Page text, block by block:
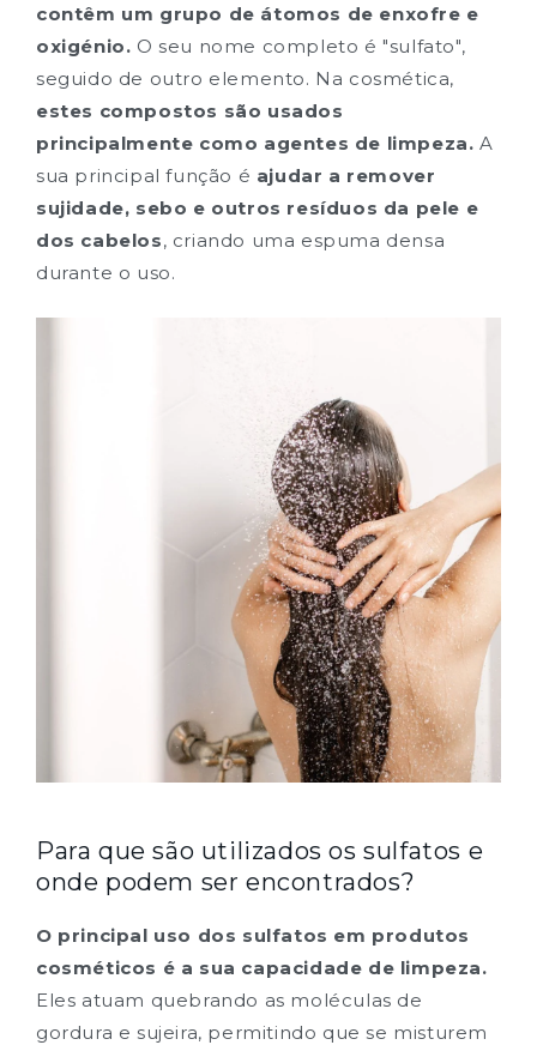
contêm um grupo de átomos de enxofre e
oxigénio. O seu nome completo é "sulfato",
seguido de outro elemento. Na cosmética,
estes compostos são usados
principalmente como agentes de limpeza. A
sua principal função é ajudar a remover
sujidade, sebo e outros resíduos da pele e
dos cabelos, criando uma espuma densa
durante o uso.
Para que são utilizados os sulfatos e
onde podem ser encontrados?
O principal uso dos sulfatos em produtos
cosméticos é a sua capacidade de limpeza.
Eles atuam quebrando as moléculas de
gordura e sujeira, permitindo que se misturem
Consegue 10% na tua
primeira compra*
Seja uma LICOLOVER
RECEBA TUA OFERTA
Podes cancelar tua inscrição a qualquer